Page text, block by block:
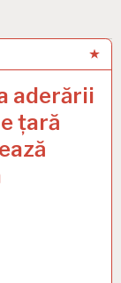
aderării
țară